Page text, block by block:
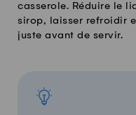
casserole. Réduire le
sirop, laisser refroidir
juste avant de servir.